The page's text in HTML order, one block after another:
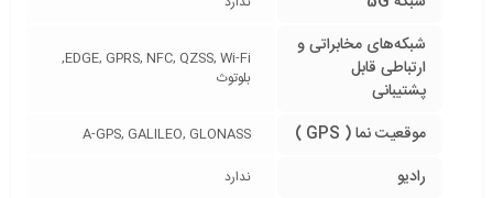
شبکه‌های مخابراتی و
ارتباطی قابل
پشتیبانی
EDGE, GPRS, NFC, QZSS, Wi-Fi,
بلوتوث
موقعیت نما ( GPS ) A-GPS, GALILEO, GLONASS
رادیو ندارد